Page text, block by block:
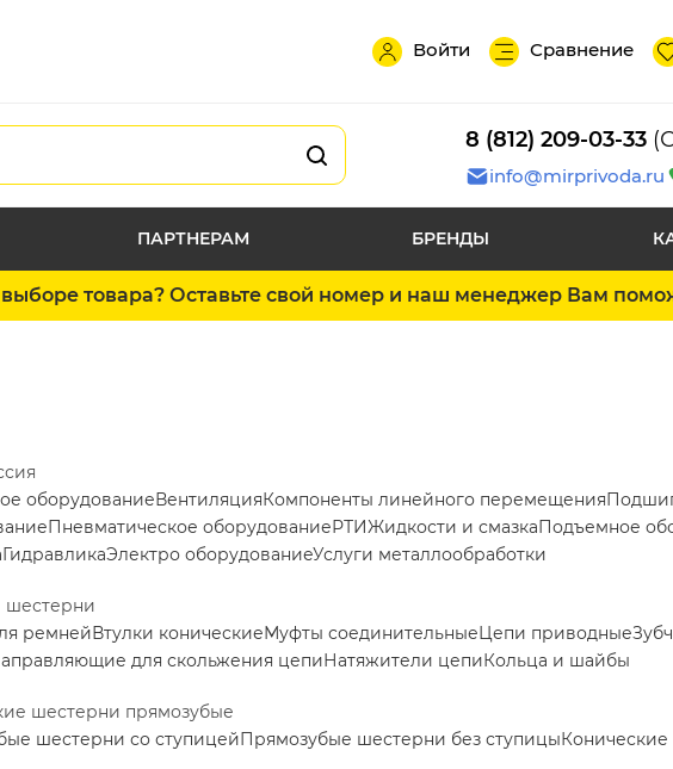
Войти Сравнение
8 (812) 209-03-33
info@mirprivoda.ru
ПАРТНЕРАМ БРЕНДЫ
товара? Оставьте свой номер и наш менеджер Вам
оборудованиеВентиляцияКомпоненты линейного перемещения
Пневматическое оборудованиеРТИЖидкости и смазкаПодъемное
ГидравликаЭлектро оборудованиеУслуги металлообработки
шестерни
ремнейВтулки коническиеМуфты соединительныеЦепи приводные
для скольжения цепиНатяжители цепиКольца и шайбы
шестерни прямозубые
шестерни со ступицейПрямозубые шестерни без ступицы